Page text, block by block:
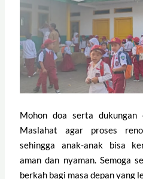
Mohon doa serta
Maslahat agar proses
sehingga anak-anak bisa
aman dan nyaman. Semoga
berkah bagi masa depan yang